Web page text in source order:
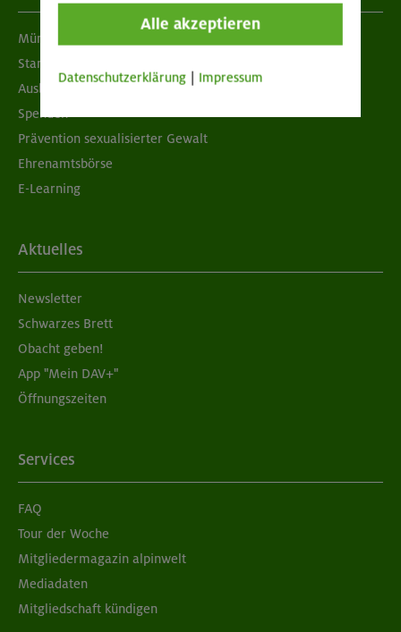
München & Oberland
Standorte
Ausbildung & Jobs
Spenden
Prävention sexualisierter Gewalt
Ehrenamtsbörse
E-Learning
Aktuelles
Newsletter
Schwarzes Brett
Obacht geben!
App "Mein DAV+"
Öffnungszeiten
Services
FAQ
Tour der Woche
Mitgliedermagazin alpinwelt
Mediadaten
Mitgliedschaft kündigen
Alle akzeptieren
Datenschutzerklärung Impressum